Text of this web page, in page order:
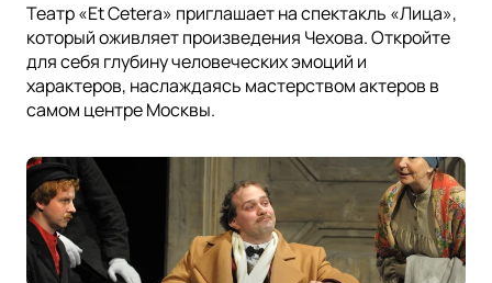
Театр «Et Cetera» приглашает на спектакль «Лица»,
который оживляет произведения Чехова. Откройте
для себя глубину человеческих эмоций и
характеров, наслаждаясь мастерством актеров в
самом центре Москвы.